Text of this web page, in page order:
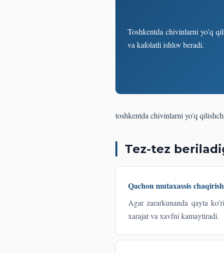
Toshkentda chivinlarni yo'q
va kafolatli ishlov beradi.
toshkentda chivinlarni yo'q qilish
Tez-tez
Qachon mutaxassis
Agar zararkunanda qayta
xarajat va xavfni kamaytiradi.